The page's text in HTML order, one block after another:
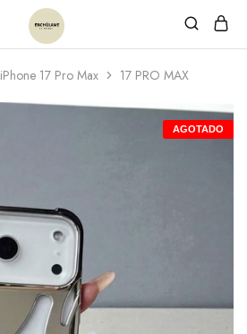
iPhone 17 Pro Max 17 PRO MAX
AGOTADO